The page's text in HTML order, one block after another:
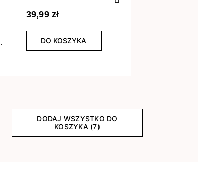
39,99 zł
DO KOSZYKA
DODAJ WSZYSTKO DO
KOSZYKA (7)